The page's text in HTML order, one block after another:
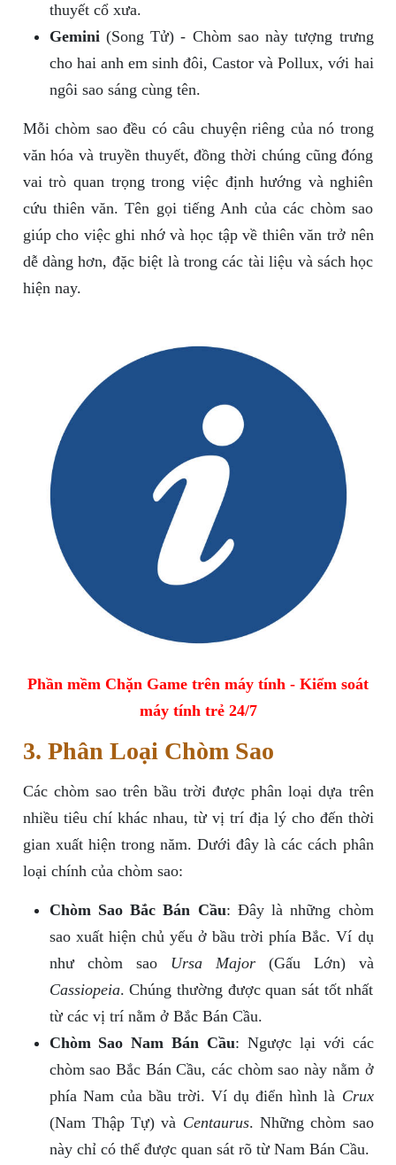
thuyết cổ xưa.
Gemini(Song Tử) - Chòm sao này tượng trưng
cho hai anh em sinh đôi, Castor và Pollux, với hai
ngôi sao sáng cùng tên.
Mỗi chòm sao đều có câu chuyện riêng của nó trong
văn hóa và truyền thuyết, đồng thời chúng cũng đóng
vai trò quan trọng trong việc định hướng và nghiên
cứu thiên văn. Tên gọi tiếng Anh của các chòm sao
giúp cho việc ghi nhớ và học tập về thiên văn trở nên
dễ dàng hơn, đặc biệt là trong các tài liệu và sách học
hiện nay.
Phần mềm Chặn Game trên máy tính - Kiểm soát
máy tính trẻ 24/7
3. Phân Loại Chòm Sao
Các chòm sao trên bầu trời được phân loại dựa trên
nhiều tiêu chí khác nhau, từ vị trí địa lý cho đến thời
gian xuất hiện trong năm. Dưới đây là các cách phân
loại chính của chòm sao:
Chòm Sao Bắc Bán Cầu: Đây là những chòm
sao xuất hiện chủ yếu ở bầu trời phía Bắc. Ví dụ
như chòm sao Ursa Major(Gấu Lớn) và
Cassiopeia. Chúng thường được quan sát tốt nhất
từ các vị trí nằm ở Bắc Bán Cầu.
Chòm Sao Nam Bán Cầu: Ngược lại với các
chòm sao Bắc Bán Cầu, các chòm sao này nằm ở
phía Nam của bầu trời. Ví dụ điển hình là Crux
(Nam Thập Tự) và Centaurus. Những chòm sao
này chỉ có thể được quan sát rõ từ Nam Bán Cầu.